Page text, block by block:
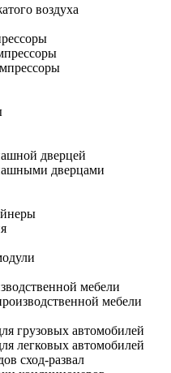
воздуха
дверцей
дверцами
мебели
мебели
грузовых автомобилей
легковых автомобилей
сход-развал